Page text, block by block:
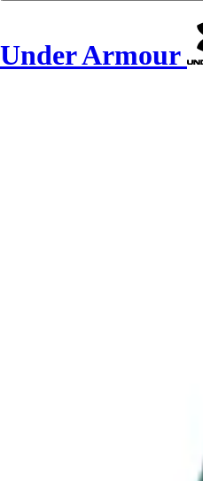
Under Armour